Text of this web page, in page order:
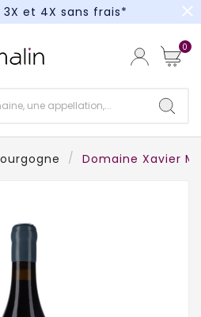
et 4X sans frais*
et 4X sans frais*
close
0
Domaine Xavier